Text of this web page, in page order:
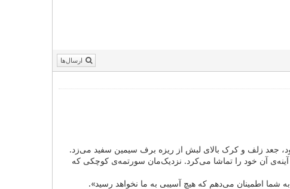
ارسال‌ها
نادنکا1 بازو به بازوی من انداخته بود، جعد زلف و کرک بالای لبش از ریزه برف سیمین سفید می‌زد.
در آینه‌ی آن خود را تماشا می‌کرد. نزدیک‌مان سورتمه‌ی کوچکی که
شما اطمینان می‌دهم که هیچ آسیبی به ما نخواهد رسید».